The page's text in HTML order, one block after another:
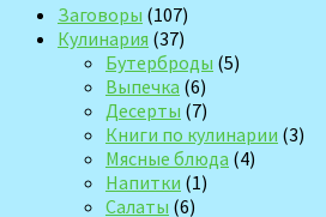
Заговоры (107)
Кулинария (37)
Бутерброды (5)
Выпечка (6)
Десерты (7)
Книги по кулинарии (3)
Мясные блюда (4)
Напитки (1)
Салаты (6)